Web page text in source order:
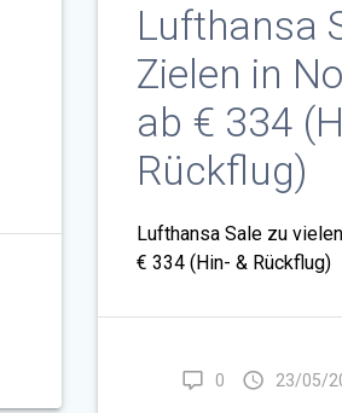
Lufthansa
Zielen in
ab € 334
Rückflug)
Lufthansa Sale zu
€ 334 (Hin- & Rückflug)
0 23/05/